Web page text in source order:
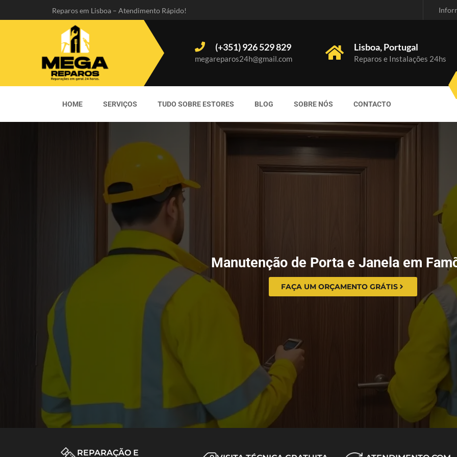
Reparos em Lisboa – Atendimento Rápido!
(+351) 926 529 829
megareparos24h@gmail.com
Lisboa, Portugal
Reparos e Instalações 24hs
HOME SERVIÇOS TUDO SOBRE ESTORES BLOG SOBRE NÓS CONTACTO
Manutenção de Porta e Janela em
FAÇA UM ORÇAMENTO GRÁTIS
REPARAÇÃO E